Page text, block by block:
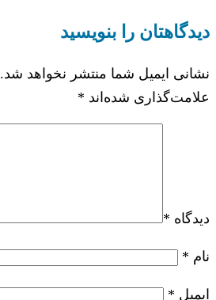
دیدگاهتان را بنویسید
نشانی ایمیل شما منتشر نخواهد شد.
علامت‌گذاری شده‌اند *
دیدگاه *
نام *
ایمیل *